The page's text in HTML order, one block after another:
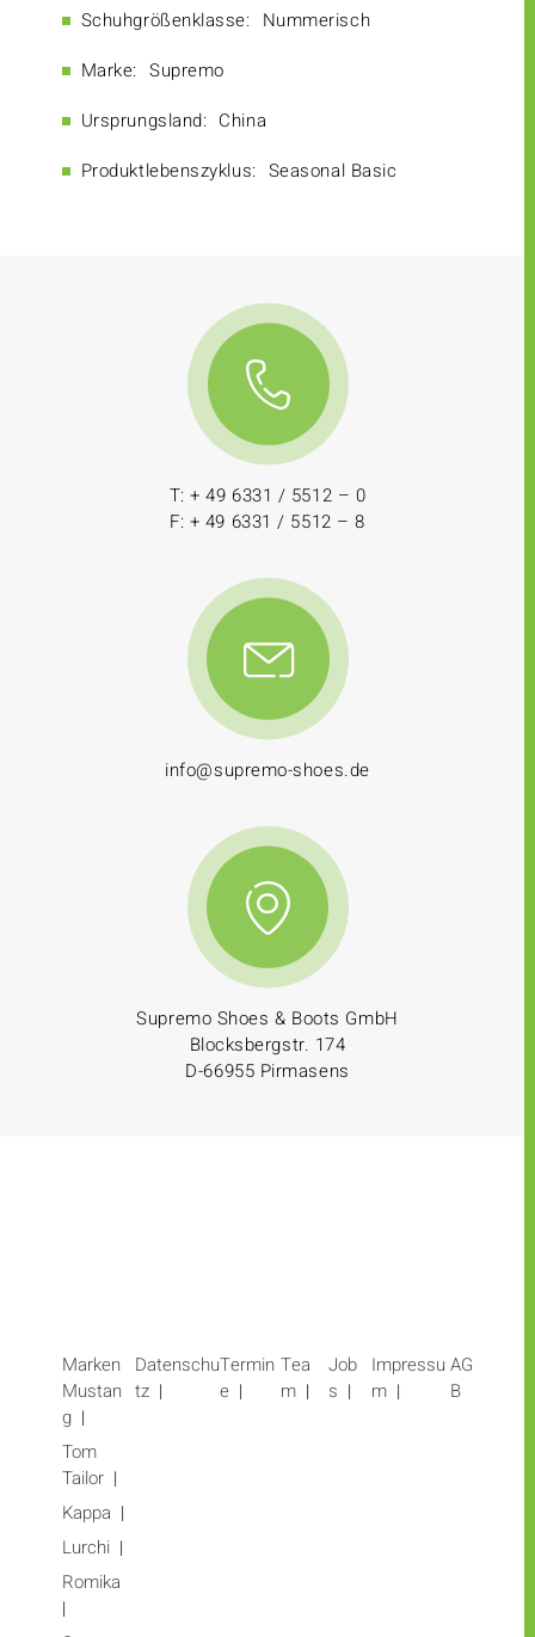
Schuhgrößenklasse: Nummerisch
Marke: Supremo
Ursprungsland: China
Produktlebenszyklus: Seasonal Basic
T: + 49 6331 / 5512 – 0
F: + 49 6331 / 5512 – 8
info@supremo-shoes.de
Supremo Shoes & Boots GmbH
Blocksbergstr. 174
D-66955 Pirmasens
Marken
Mustan
g
Tom
Tailor
Kappa
Lurchi
Romika
Datenschu
tz
Termin
e
Tea
m
Job
s
Impressu
m
AG
B